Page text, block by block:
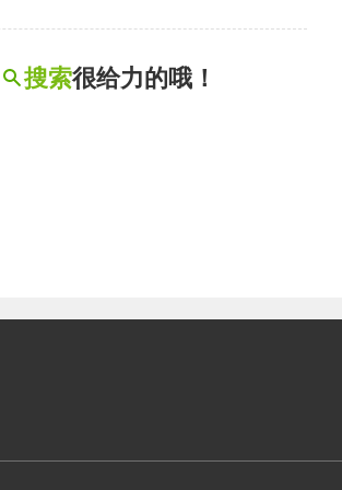
搜索很给力的哦！